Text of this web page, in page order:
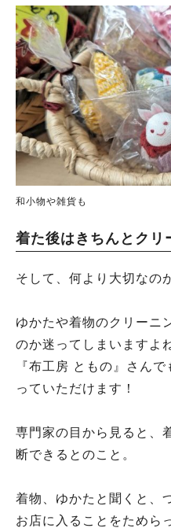
和小物や雑貨も
着た後はきちんとクリ
そして、何より大切なの
ゆかたや着物のクリーニ
のか迷ってしまいますよ
『布工房 ともの』さんで
っていただけます！
専門家の目から見ると、
断できるとのこと。
着物、ゆかたと聞くと、
お店に入ることをためら